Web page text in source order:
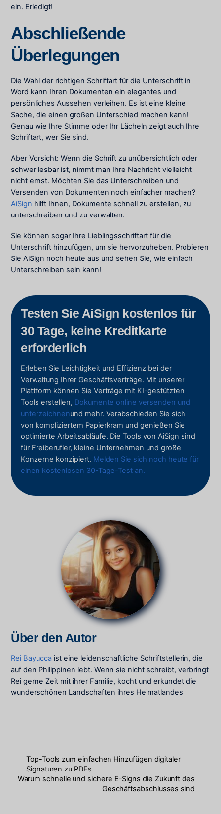
ein. Erledigt!
Abschließende
Überlegungen
Die Wahl der richtigen Schriftart für die Unterschrift in
Word kann Ihren Dokumenten ein elegantes und
persönliches Aussehen verleihen. Es ist eine kleine
Sache, die einen großen Unterschied machen kann!
Genau wie Ihre Stimme oder Ihr Lächeln zeigt auch Ihre
Schriftart, wer Sie sind.
Aber Vorsicht: Wenn die Schrift zu unübersichtlich oder
schwer lesbar ist, nimmt man Ihre Nachricht vielleicht
nicht ernst. Möchten Sie das Unterschreiben und
Versenden von Dokumenten noch einfacher machen?
AiSign hilft Ihnen, Dokumente schnell zu erstellen, zu
unterschreiben und zu verwalten.
Sie können sogar Ihre Lieblingsschriftart für die
Unterschrift hinzufügen, um sie hervorzuheben. Probieren
Sie AiSign noch heute aus und sehen Sie, wie einfach
Unterschreiben sein kann!
Testen Sie AiSign kostenlos für
30 Tage, keine Kreditkarte
erforderlich
Erleben Sie Leichtigkeit und Effizienz bei der
Verwaltung Ihrer Geschäftsverträge. Mit unserer
Plattform können Sie Verträge mit KI-gestützten
Tools erstellen, Dokumente online versenden und
unterzeichnenund mehr. Verabschieden Sie sich
von kompliziertem Papierkram und genießen Sie
optimierte Arbeitsabläufe. Die Tools von AiSign sind
für Freiberufler, kleine Unternehmen und große
Konzerne konzipiert. Melden Sie sich noch heute für
einen kostenlosen 30-Tage-Test an.
Über den Autor
Rei Bayucca ist eine leidenschaftliche Schriftstellerin, die
auf den Philippinen lebt. Wenn sie nicht schreibt, verbringt
Rei gerne Zeit mit ihrer Familie, kocht und erkundet die
wunderschönen Landschaften ihres Heimatlandes.
Top-Tools zum einfachen Hinzufügen digitaler
Signaturen zu PDFs
Warum schnelle und sichere E-Signs die Zukunft des
Geschäftsabschlusses sind